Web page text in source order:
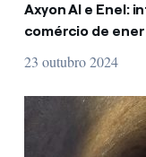
Axyon AI e Enel:
comércio de
23 outubro 2024